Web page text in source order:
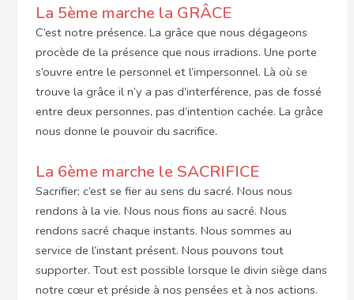
La 5ème marche la GRÂCE
C’est notre présence. La grâce que nous dégageons
procède de la présence que nous irradions. Une porte
s’ouvre entre le personnel et l’impersonnel. Là où se
trouve la grâce il n’y a pas d’interférence, pas de fossé
entre deux personnes, pas d’intention cachée. La grâce
nous donne le pouvoir du sacrifice.
La 6ème marche le SACRIFICE
Sacrifier; c’est se fier au sens du sacré. Nous nous
rendons à la vie. Nous nous fions au sacré. Nous
rendons sacré chaque instants. Nous sommes au
service de l’instant présent. Nous pouvons tout
supporter. Tout est possible lorsque le divin siège dans
notre cœur et préside à nos pensées et à nos actions.